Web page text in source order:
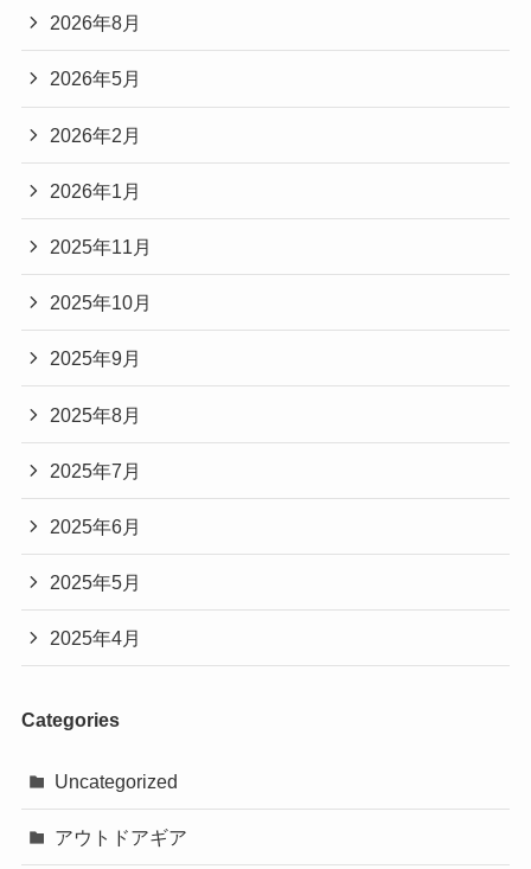
2026年8月
2026年5月
2026年2月
2026年1月
2025年11月
2025年10月
2025年9月
2025年8月
2025年7月
2025年6月
2025年5月
2025年4月
Categories
Uncategorized
アウトドアギア